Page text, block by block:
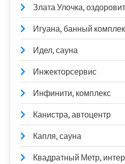
Злата Улочка,
Игуана, банный
Идел, сауна
Инжекторсервис
Инфинити, комплекс
Канистра, автоцентр
Капля, сауна
Квадратный Метр,